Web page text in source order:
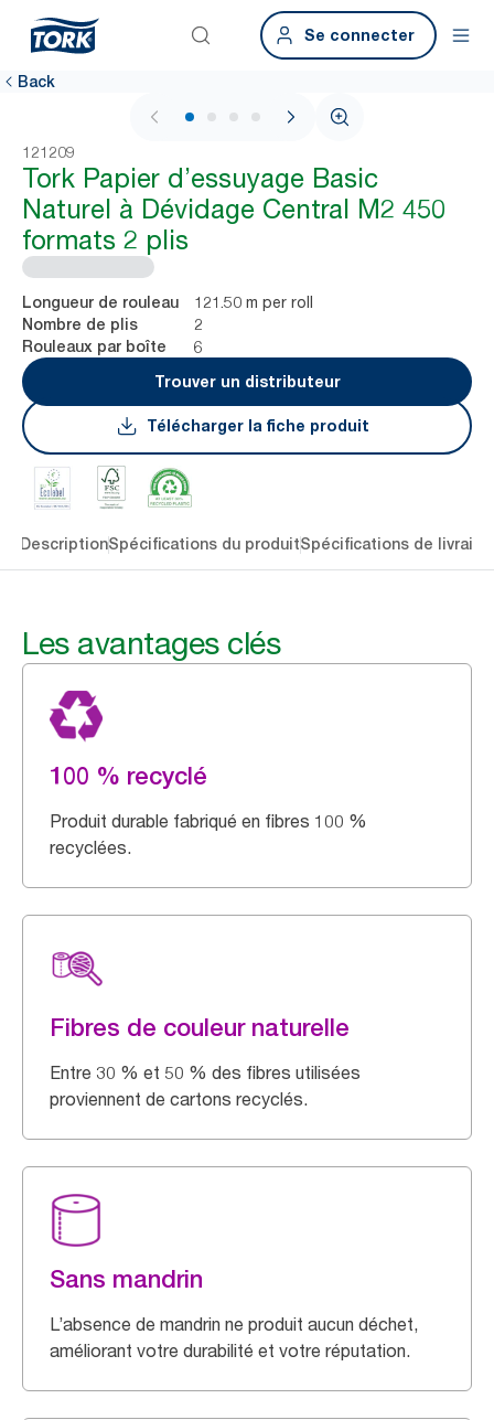
Se connecter
Back
1 / 4
121209
Tork Papier d’essuyage Basic
Naturel à Dévidage Central M2 450
formats 2 plis
Longueur de rouleau 121.50 m per roll
Nombre de plis 2
Rouleaux par boîte
6
Trouver un distributeur
Télécharger la fiche produit
DescriptionSpécifications du produitSpécifications de
Les avantages clés
100 % recyclé
Produit durable fabriqué en fibres 100 %
recyclées.
Fibres de couleur naturelle
Entre 30 % et 50 % des fibres utilisées
proviennent de cartons recyclés.
Sans mandrin
L’absence de mandrin ne produit aucun déchet,
améliorant votre durabilité et votre réputation.